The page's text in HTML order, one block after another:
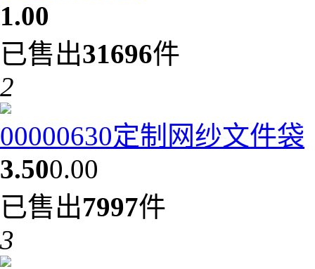
1.00
已售出31696件
2
00000630定制网纱文件袋
3.500.00
已售出7997件
3